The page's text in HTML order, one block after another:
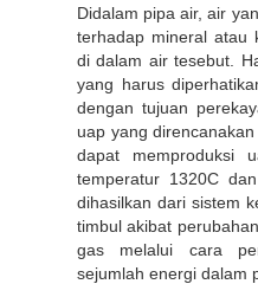
Didalam pipa air, air
terhadap mineral atau
di dalam air tesebut.
yang harus
dengan tujuan
uap yang
dapat memproduksi
temperatur 1320C
dihasilkan dari sistem
timbul akibat
gas melalui cara
sejumlah energi dalam